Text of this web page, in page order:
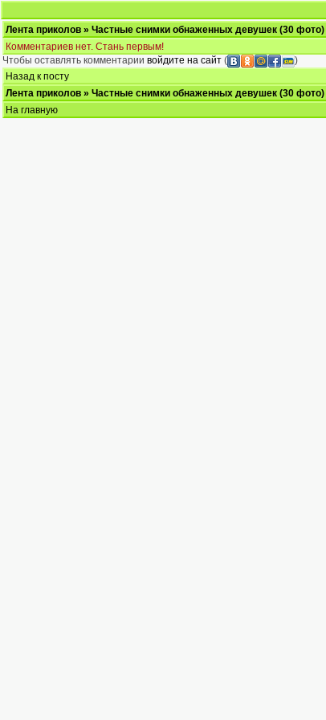
Лента приколов » Частные снимки обнаженных девушек (30 фото)
Комментариев нет. Стань первым!
Чтобы оставлять комментарии войдите на сайт (
)
Назад к посту
Лента приколов » Частные снимки обнаженных девушек (30 фото)
На главную